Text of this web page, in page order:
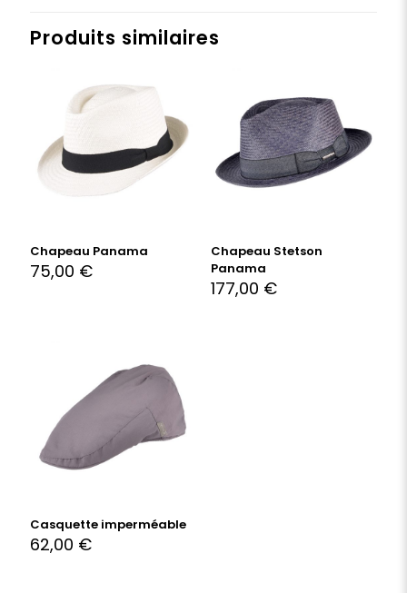
Produits similaires
Chapeau Panama
75,00 €
Chapeau Stetson
Panama
177,00 €
Casquette imperméable
62,00 €